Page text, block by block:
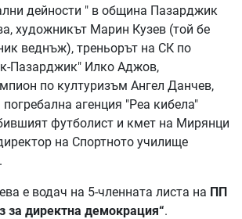
дейности " в община Пазарджик
художникът Марин Кузев (той бе
веднъж), треньорът на СК по
Пазарджик" Илко Аджов,
по културизъм Ангел Данчев,
агенция "Реа кибела"
футболист и кмет на Мирянци
на Спортното училище
е водач на 5-членната листа на ПП
за директна демокрация“.